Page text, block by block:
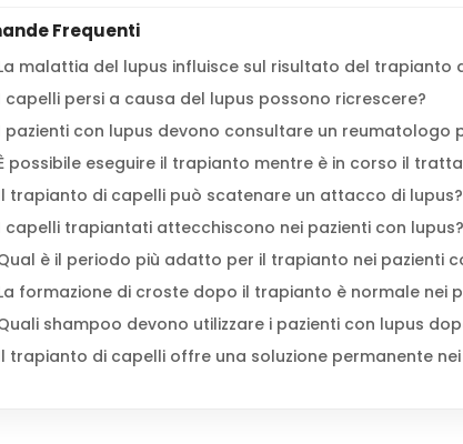
Frequenti
malattia del lupus influisce sul risultato del trapianto
capelli persi a causa del lupus possono ricrescere?
pazienti con lupus devono consultare un reumatologo
possibile eseguire il trapianto mentre è in corso il
trapianto di capelli può scatenare un attacco di lupus?
capelli trapiantati attecchiscono nei pazienti con lupus?
è il periodo più adatto per il trapianto nei pazienti
formazione di croste dopo il trapianto è normale nei
shampoo devono utilizzare i pazienti con lupus
trapianto di capelli offre una soluzione permanente